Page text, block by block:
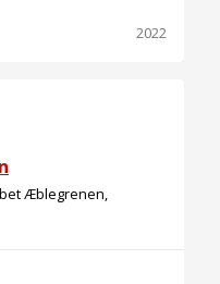
2022
Æblegrenen,